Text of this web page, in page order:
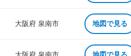
大阪府 泉南市 地図で見る